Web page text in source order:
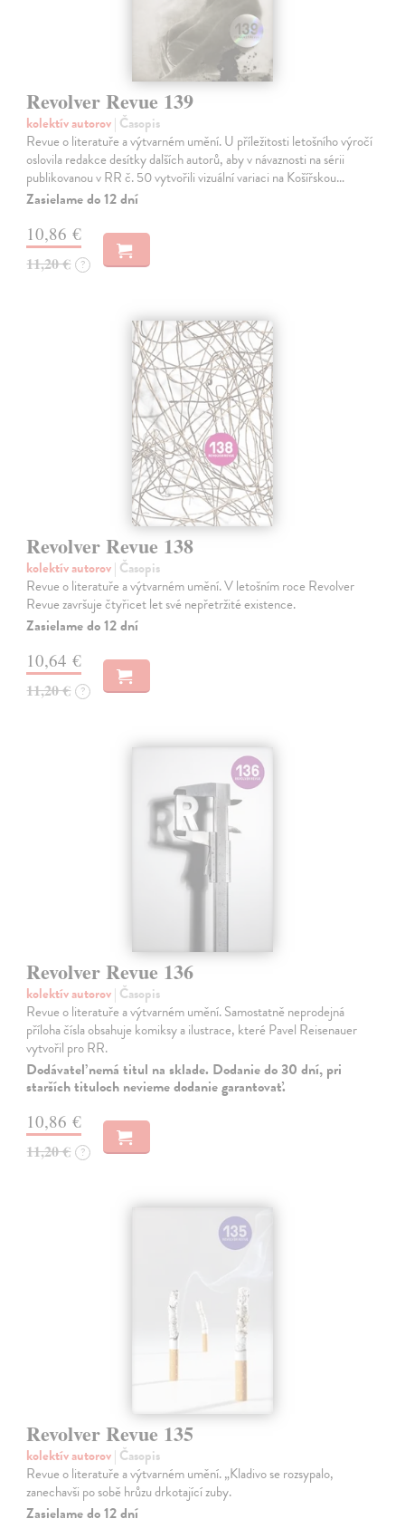
Revolver Revue 139
kolektív autorov| Časopis
Revue o literatuře a výtvarném umění. U příležitosti letošního výročí
oslovila redakce desítky dalších autorů, aby v návaznosti na sérii
publikovanou v RR č. 50 vytvořili vizuální variaci na Košířskou…
Zasielame do 12 dní
10,86 €
11,20 € ?
Revolver Revue 138
kolektív autorov| Časopis
Revue o literatuře a výtvarném umění. V letošním roce Revolver
Revue završuje čtyřicet let své nepřetržité existence.
Zasielame do 12 dní
10,64 €
11,20 € ?
Revolver Revue 136
kolektív autorov| Časopis
Revue o literatuře a výtvarném umění. Samostatně neprodejná
příloha čísla obsahuje komiksy a ilustrace, které Pavel Reisenauer
vytvořil pro RR.
Dodávateľ nemá titul na sklade. Dodanie do 30 dní, pri
starších tituloch nevieme dodanie garantovať.
10,86 €
11,20 € ?
Revolver Revue 135
kolektív autorov| Časopis
Revue o literatuře a výtvarném umění. „Kladivo se rozsypalo,
zanechavši po sobě hrůzu drkotající zuby.
Zasielame do 12 dní